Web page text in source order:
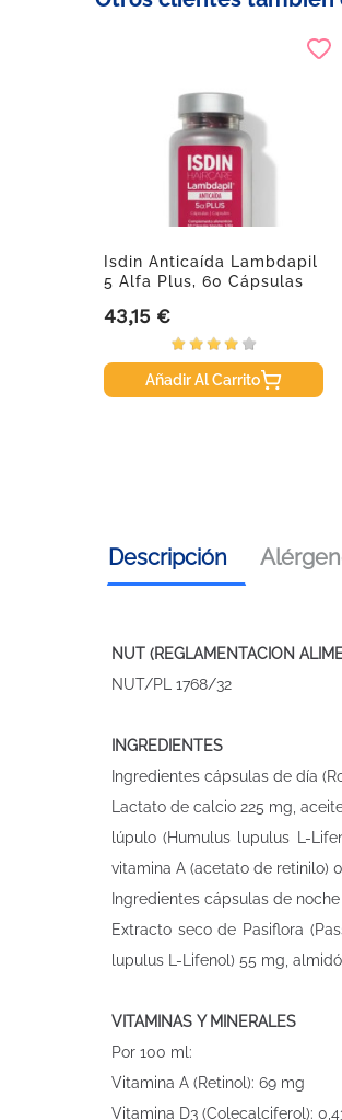
Isdin Anticaída Lambdapil
5 Alfa Plus, 60 Cápsulas
Precio
43,15 €
Añadir Al Carrito
Descripción
NUT (REGLAMENTACION
NUT/PL 1768/32
INGREDIENTES
Ingredientes cápsulas de día
Lactato de calcio 225 mg,
lúpulo (Humulus lupulus L-
vitamina A (acetato de retinilo)
Ingredientes cápsulas de
Extracto seco de Pasiflora
lupulus L-Lifenol) 55 mg,
VITAMINAS Y MINERALES
Por 100 ml:
Vitamina A (Retinol): 69 mg
Vitamina D3 (Colecalciferol):